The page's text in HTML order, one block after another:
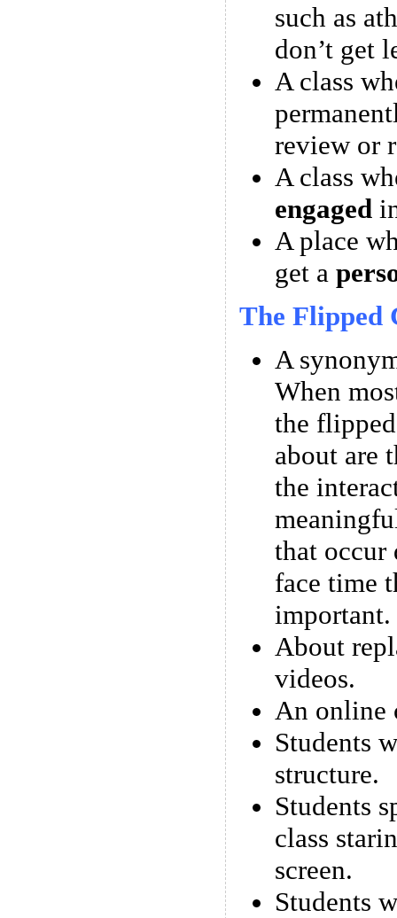
such as
don’t get
A class
review or
A class
engaged
A place
get a
The Flipped
A
When
the
about are
the
that occur
face time
important.
About
videos.
An online
Students
structure.
Students
class
screen.
Students